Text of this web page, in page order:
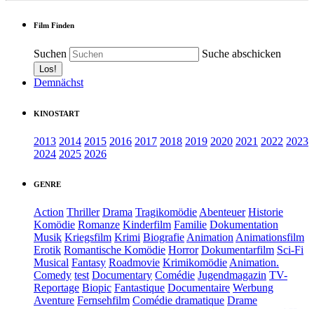
Film Finden
Suchen Suche abschicken
Demnächst
KINOSTART
2013 2014 2015 2016 2017 2018 2019 2020 2021 2022 2023
2024 2025 2026
GENRE
Action Thriller Drama TragikomödieAbenteuer Historie
Komödie Romanze Kinderfilm Familie Dokumentation
Musik Kriegsfilm Krimi BiografieAnimationAnimationsfilm
Erotik Romantische Komödie Horror Dokumentarfilm Sci-Fi
Musical Fantasy Roadmovie KrimikomödieAnimation.
Comedy test Documentary Comédie Jugendmagazin TV-
Reportage Biopic Fantastique Documentaire Werbung
Aventure Fernsehfilm Comédie dramatique Drame